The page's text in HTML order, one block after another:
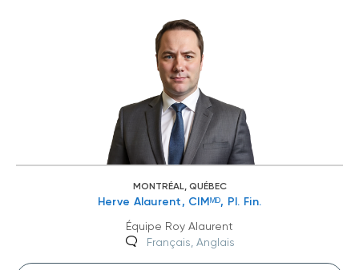
MONTRÉAL, QUÉBEC
Herve Alaurent, CIMᴹᴰ, Pl. Fin.
Équipe Roy Alaurent
Français, Anglais